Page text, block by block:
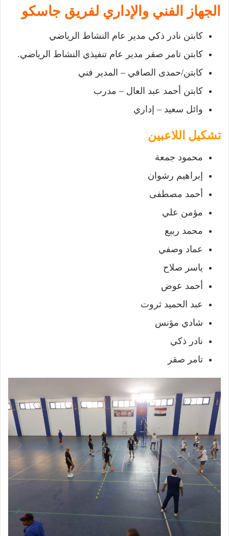
الجهاز الفني والإداري لفريق جاسكو
كابتن نادر ذكي مدير عام النشاط الرياضي
كابتن تامر صقر مدير عام تنفيذي النشاط الرياضي.
كابتن/حمدى الصافي – المدير فني
كابتن أحمد عبد العال – مدرب
وائل سعيد – إداري
تشكيل اللاعبين
محمود جمعة
إبراهيم رشوان
أحمد مصطفى
مؤمن علي
محمد ربيع
عماد وصفي
ياسر صلاح
أحمد عوض
عبد الحميد ثروت
شادي مؤنس
نادر ذكي
تامر صقر